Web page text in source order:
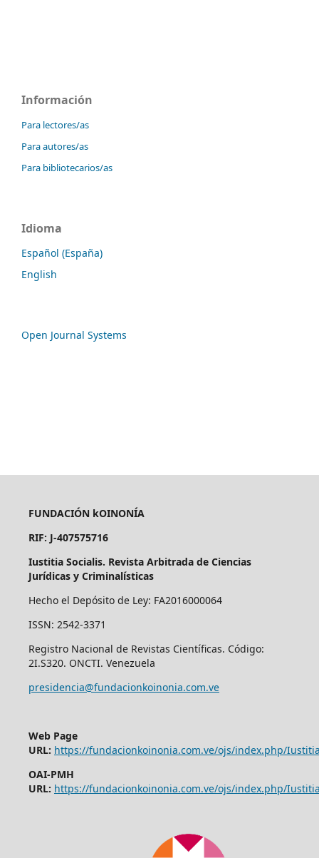
Información
Para lectores/as
Para autores/as
Para bibliotecarios/as
Idioma
Español (España)
English
Open Journal Systems
FUNDACIÓN kOINONÍA
RIF: J-407575716
Iustitia Socialis. Revista Arbitrada de Ciencias
Jurídicas y Criminalísticas
Hecho el Depósito de Ley: FA2016000064
ISSN: 2542-3371
Registro Nacional de Revistas Científicas. Código:
2I.S320. ONCTI. Venezuela
presidencia@fundacionkoinonia.com.ve
Web Page
URL: https://fundacionkoinonia.com.ve/ojs/index.php/
OAI-PMH
URL: https://fundacionkoinonia.com.ve/ojs/index.php/